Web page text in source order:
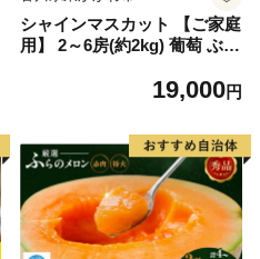
シャインマスカット 【ご家庭
用】 2～6房(約2kg) 葡萄 ぶど
もの 果実 旬の果物 旬のフル
19,000円